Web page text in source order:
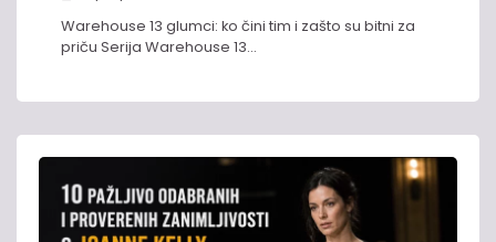
Warehouse 13 glumci: ko čini tim i zašto su bitni za
priču Serija Warehouse 13…